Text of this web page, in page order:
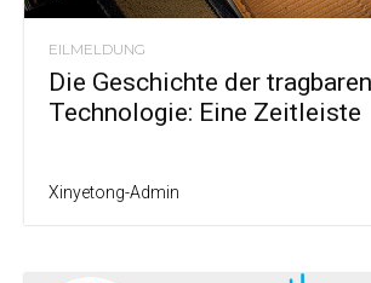
EILMELDUNG
Die Geschichte der tragbaren
Technologie: Eine Zeitleiste
Xinyetong-Admin